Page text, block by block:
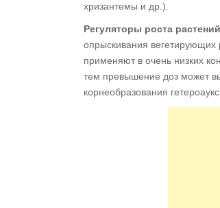
хризантемы и др.).
Регуляторы роста
опрыскивания вегетирующих
применяют в очень низких
тем превышение доз может
корнеобразования